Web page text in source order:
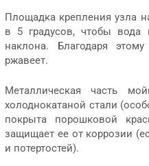
Площадка крепления узла
в 5 градусов, чтобы вода
наклона. Благодаря
ржавеет.
Металлическая часть
холоднокатаной стали
покрыта порошковой
защищает ее от коррозии
и потертостей).